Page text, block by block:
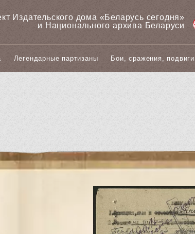
Издательского дома «‎Беларусь сегодня»
и Национального архива Беларуси
Легендарные партизаны Бои, сражения, подвиги